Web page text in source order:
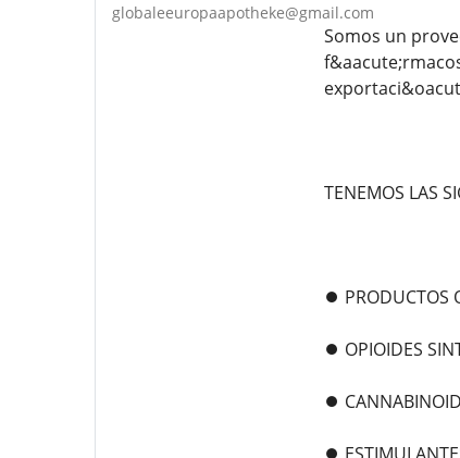
globaleeuropaapotheke@gmail.com
Somos un
TENEMOS LAS
⏺️ PRODUCTOS
⏺️ OPIOIDES
⏺️